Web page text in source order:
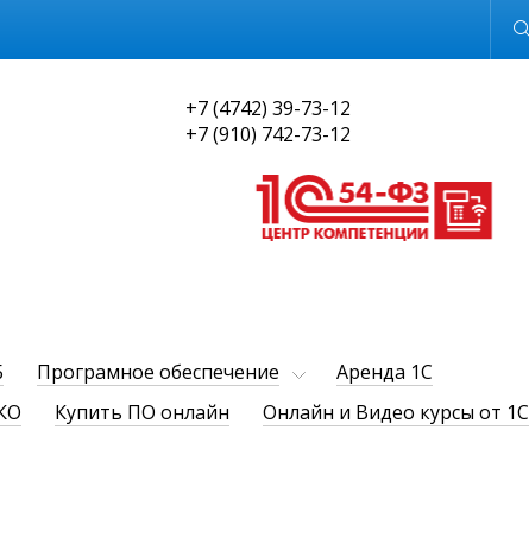
Обычная версия
+7 (4742) 39-73-12
+7 (910) 742-73-12
Програмное обеспечение
Аренда 1С
Купить ПО онлайн
Онлайн и Видео курсы от 1С